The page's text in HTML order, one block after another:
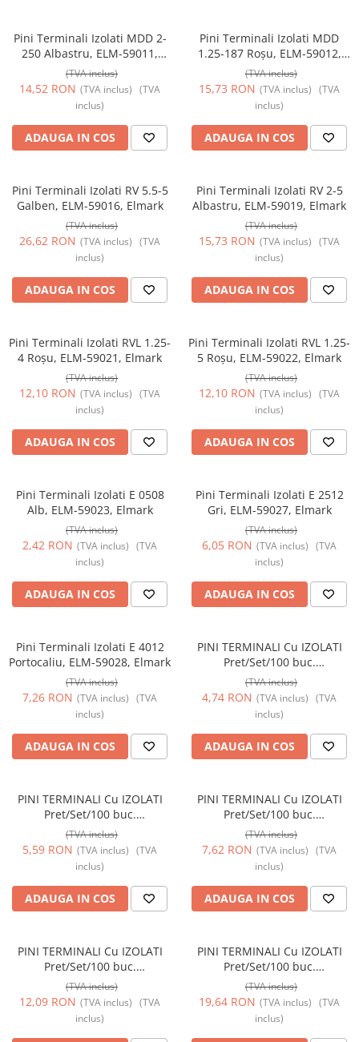
Rame
Suporturi de fixare
Variator de tensiune
Pini Terminali Izolati MDD 2-
250 Albastru, ELM-59011,
Elmark
(TVA inclus)
14,52 RON (TVA inclus) (TVA
inclus)
ADAUGA IN COS
Pini Terminali Izolati MDD
1.25-187 Roșu, ELM-59012,
Elmark
(TVA inclus)
15,73 RON (TVA inclus) (TVA
inclus)
ADAUGA IN COS
Pini Terminali Izolati RV 5.5-5
Galben, ELM-59016, Elmark
(TVA inclus)
26,62 RON (TVA inclus) (TVA
inclus)
ADAUGA IN COS
Pini Terminali Izolati RV 2-5
Albastru, ELM-59019, Elmark
(TVA inclus)
15,73 RON (TVA inclus) (TVA
inclus)
ADAUGA IN COS
Pini Terminali Izolati RVL 1.25-
4 Roșu, ELM-59021, Elmark
(TVA inclus)
12,10 RON (TVA inclus) (TVA
inclus)
ADAUGA IN COS
Pini Terminali Izolati RVL 1.25-
5 Roșu, ELM-59022, Elmark
(TVA inclus)
12,10 RON (TVA inclus) (TVA
inclus)
ADAUGA IN COS
Pini Terminali Izolati E 0508
Alb, ELM-59023, Elmark
(TVA inclus)
2,42 RON (TVA inclus) (TVA
inclus)
ADAUGA IN COS
Pini Terminali Izolati E 2512
Gri, ELM-59027, Elmark
(TVA inclus)
6,05 RON (TVA inclus) (TVA
inclus)
ADAUGA IN COS
Pini Terminali Izolati E 4012
Portocaliu, ELM-59028, Elmark
(TVA inclus)
7,26 RON (TVA inclus) (TVA
inclus)
ADAUGA IN COS
PINI TERMINALI Cu IZOLATI
Pret/Set/100 buc.
1,00mmp/8mm
(TVA inclus)
4,74 RON (TVA inclus) (TVA
inclus)
ADAUGA IN COS
PINI TERMINALI Cu IZOLATI
Pret/Set/100 buc.
1,50mmp/10mm
(TVA inclus)
5,59 RON (TVA inclus) (TVA
inclus)
ADAUGA IN COS
PINI TERMINALI Cu IZOLATI
Pret/Set/100 buc.
2,50mmp/12mm
(TVA inclus)
7,62 RON (TVA inclus) (TVA
inclus)
ADAUGA IN COS
PINI TERMINALI Cu IZOLATI
Pret/Set/100 buc.
4,00mmp/18mm
(TVA inclus)
12,09 RON (TVA inclus) (TVA
inclus)
PINI TERMINALI Cu IZOLATI
Pret/Set/100 buc.
6,00mmp/18mm
(TVA inclus)
19,64 RON (TVA inclus) (TVA
inclus)